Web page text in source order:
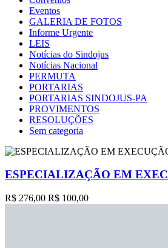
Eventos
GALERIA DE FOTOS
Informe Urgente
LEIS
Notícias do Sindojus
Notícias Nacional
PERMUTA
PORTARIAS
PORTARIAS SINDOJUS-PA
PROVIMENTOS
RESOLUÇÕES
Sem categoria
ESPECIALIZAÇÃO EM
R$ 276,00 R$ 100,00